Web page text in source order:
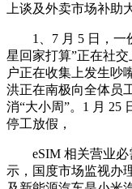
上谈及外卖市场补助
1、7 月 5 日，一
星回家打算”正在社
户正在收集上发生吵
洪正在南极向全体员
消“大小周”。1 月 25
停工放假，
eSIM 相关营业必
示，国度市场监视办